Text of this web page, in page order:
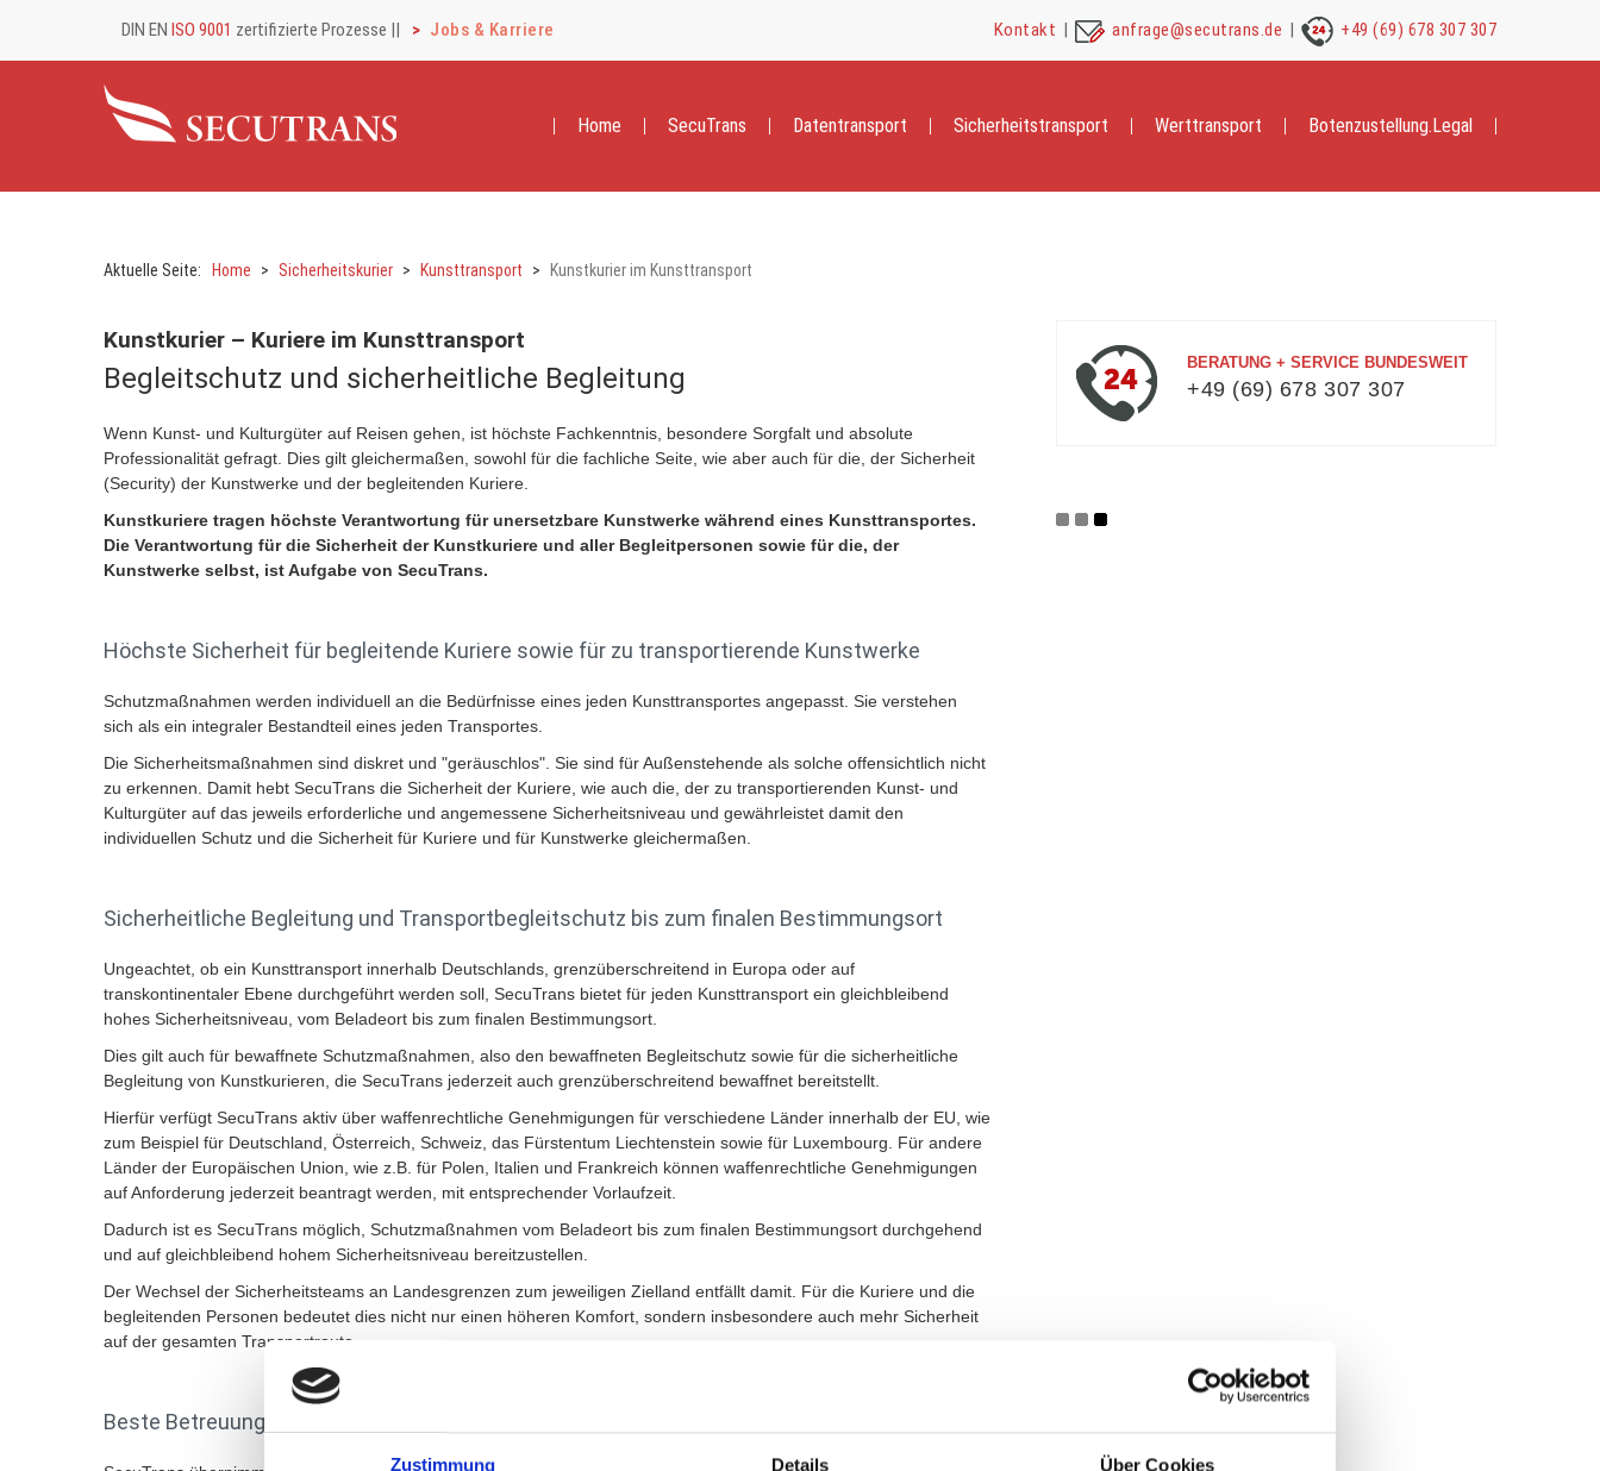
Zustimmung Details Über Cookies
Kontakt anfrage@secutrans.de +49 (69) 678 307 307
DIN EN ISO 9001 zertifizierte Prozesse || Jobs & Karriere
Home SecuTrans Datentransport Sicherheitstransport Werttransport Botenzustellung.Legal
Aktuelle Seite: Home Sicherheitskurier Kunsttransport Kunstkurier im Kunsttransport
Kunstkurier – Kuriere im Kunsttransport
Begleitschutz und sicherheitliche Begleitung
Wenn Kunst- und Kulturgüter auf Reisen gehen, ist höchste Fachkenntnis, besondere Sorgfalt und absolute
Professionalität gefragt. Dies gilt gleichermaßen, sowohl für die fachliche Seite, wie aber auch für die, der Sicherheit
(Security) der Kunstwerke und der begleitenden Kuriere.
Kunstkuriere tragen höchste Verantwortung für unersetzbare Kunstwerke während eines Kunsttransportes.
Die Verantwortung für die Sicherheit der Kunstkuriere und aller Begleitpersonen sowie für die, der
Kunstwerke selbst, ist Aufgabe von SecuTrans.
Höchste Sicherheit für begleitende Kuriere sowie für zu transportierende Kunstwerke
Schutzmaßnahmen werden individuell an die Bedürfnisse eines jeden Kunsttransportes angepasst. Sie verstehen
sich als ein integraler Bestandteil eines jeden Transportes.
Die Sicherheitsmaßnahmen sind diskret und "geräuschlos". Sie sind für Außenstehende als solche offensichtlich nicht
zu erkennen. Damit hebt SecuTrans die Sicherheit der Kuriere, wie auch die, der zu transportierenden Kunst- und
Kulturgüter auf das jeweils erforderliche und angemessene Sicherheitsniveau und gewährleistet damit den
individuellen Schutz und die Sicherheit für Kuriere und für Kunstwerke gleichermaßen.
Sicherheitliche Begleitung und Transportbegleitschutz bis zum finalen Bestimmungsort
Ungeachtet, ob ein Kunsttransport innerhalb Deutschlands, grenzüberschreitend in Europa oder auf
transkontinentaler Ebene durchgeführt werden soll, SecuTrans bietet für jeden Kunsttransport ein gleichbleibend
hohes Sicherheitsniveau, vom Beladeort bis zum finalen Bestimmungsort.
Dies gilt auch für bewaffnete Schutzmaßnahmen, also den bewaffneten Begleitschutz sowie für die sicherheitliche
Begleitung von Kunstkurieren, die SecuTrans jederzeit auch grenzüberschreitend bewaffnet bereitstellt.
Hierfür verfügt SecuTrans aktiv über waffenrechtliche Genehmigungen für verschiedene Länder innerhalb der EU, wie
zum Beispiel für Deutschland, Österreich, Schweiz, das Fürstentum Liechtenstein sowie für Luxembourg. Für andere
Länder der Europäischen Union, wie z.B. für Polen, Italien und Frankreich können waffenrechtliche Genehmigungen
auf Anforderung jederzeit beantragt werden, mit entsprechender Vorlaufzeit.
Dadurch ist es SecuTrans möglich, Schutzmaßnahmen vom Beladeort bis zum finalen Bestimmungsort durchgehend
und auf gleichbleibend hohem Sicherheitsniveau bereitzustellen.
Der Wechsel der Sicherheitsteams an Landesgrenzen zum jeweiligen Zielland entfällt damit. Für die Kuriere und die
begleitenden Personen bedeutet dies nicht nur einen höheren Komfort, sondern insbesondere auch mehr Sicherheit
auf der gesamten Transportroute.
Beste Betreuung der Kuriere
BERATUNG + SERVICE BUNDESWEIT
+49 (69) 678 307 307